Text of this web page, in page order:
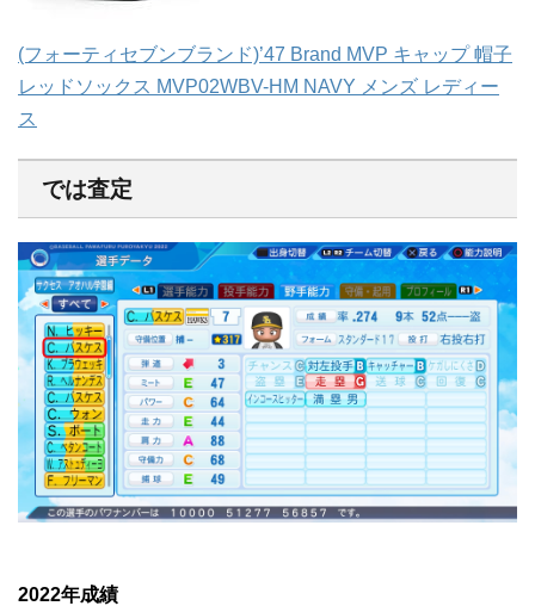
(フォーティセブンブランド)’47 Brand MVP キャップ 帽子
レッドソックス MVP02WBV-HM NAVY メンズ レディー
ス
では査定
2022年成績